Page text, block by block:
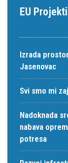
EU Projekti
Izrada
Jasenovac
Svi smo mi
Nadoknada
nabava
potresa